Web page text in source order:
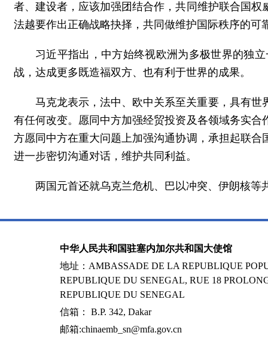
者、建设者，应该加强团结合作，共同维护联合国
法越要作出正确战略抉择，共同做维护国际秩序的
习近平指出，中方始终视欧洲为多极世界的独
战，达成更多既造福双方、也有利于世界的成果。
马克龙表示，法中、欧中关系至关重要，具有
有任何改变。愿同中方加强经贸投资及各领域务实
方愿同中方在重大问题上加强沟通协调，承担起联
进一步密切沟通对话，维护共同利益。
两国元首还就乌克兰危机、巴以冲突、伊朗核
中华人民共和国驻塞内加尔共和国大使馆
地址：AMBASSADE DE LA REPUBLIQUE
REPUBLIQUE DU SENEGAL, RUE 18
REPUBLIQUE DU SENEGAL
信箱： B.P. 342, Dakar
邮箱:chinaemb_sn@mfa.gov.cn